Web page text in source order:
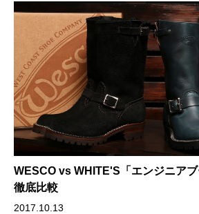
WESCO vs WHITE'S「エンジニアブ
徹底比較
2017.10.13